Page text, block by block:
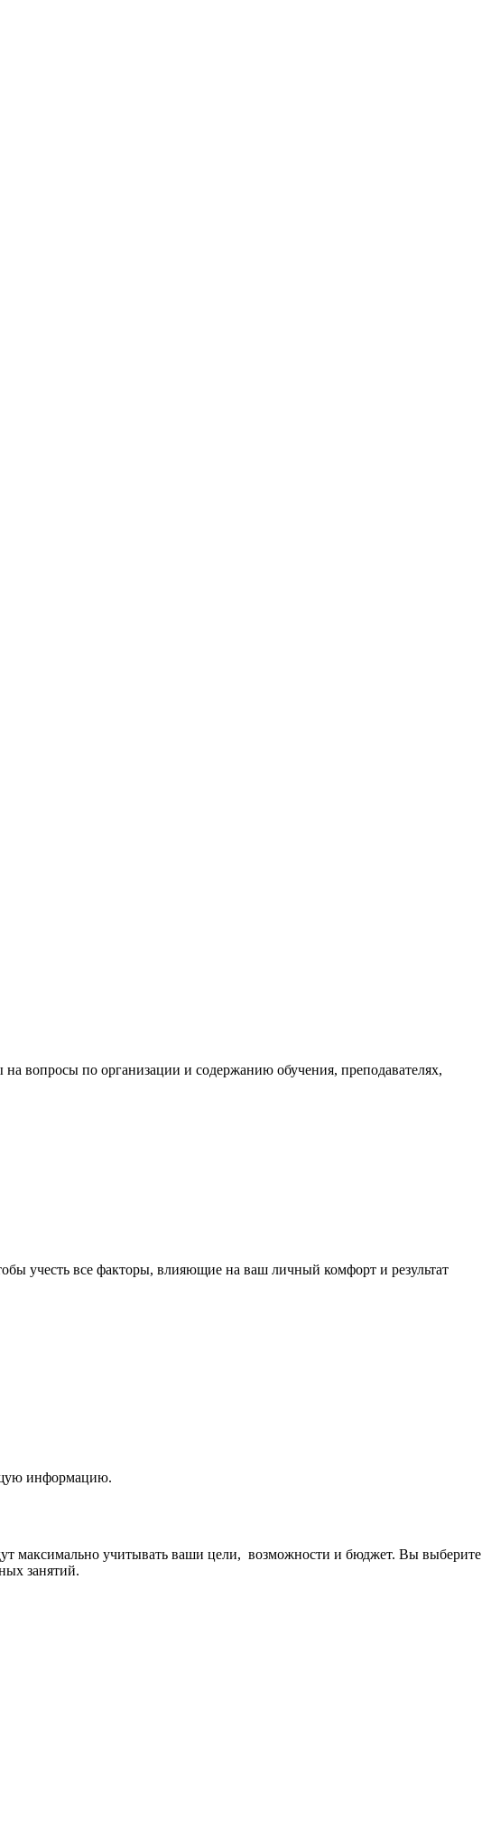
на вопросы по организации и содержанию обучения, преподавателях,
учесть все факторы, влияющие на ваш личный комфорт и результат
информацию.
максимально учитывать ваши цели, возможности и бюджет. Вы выберите
занятий.